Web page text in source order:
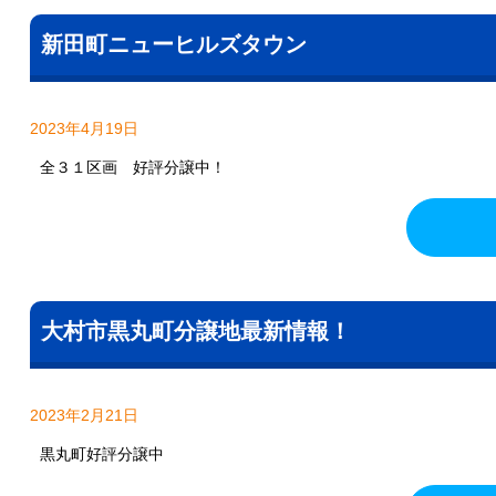
新田町ニューヒルズタウン
2023年4月19日
全３１区画 好評分譲中！
大村市黒丸町分譲地最新情報！
2023年2月21日
黒丸町好評分譲中